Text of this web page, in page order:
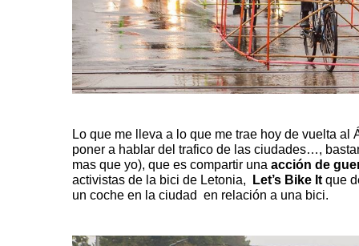
Lo que me lleva a lo que me trae hoy de vuelta al
poner a hablar del trafico de las ciudades…,
mas que yo), que es compartir una acción de
activistas de la bici de Letonia, Let’s Bike It que
un coche en la ciudad en relación a una bici.